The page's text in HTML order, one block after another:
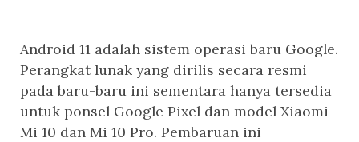
Android 11 adalah sistem operasi baru Google.
Perangkat lunak yang dirilis secara resmi
pada baru-baru ini sementara hanya tersedia
untuk ponsel Google Pixel dan model Xiaomi
Mi 10 dan Mi 10 Pro. Pembaruan ini